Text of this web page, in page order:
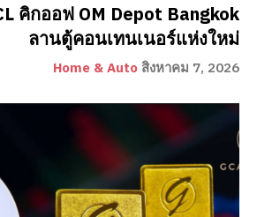
คิกออฟ OM Depot Bangkok
ลานตู้คอนเทนเนอร์แห่งใหม่
Home & Auto สิงหาคม 7, 2026